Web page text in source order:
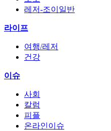
레저-조이일반
라이프
여행/레저
건강
이슈
사회
칼럼
피플
온라인이슈